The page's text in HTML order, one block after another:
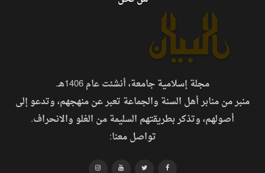
مجلة إسلامية جامعة، أنشئت عام 1406هـ.
منبر من منابر أهل السنة والجماعة تعبر عن منهجهم، وتدعو إلى
أصولهم، وتذكر بطريقتهم السليمة من الغلو والانحراف.
تواصل معنا: